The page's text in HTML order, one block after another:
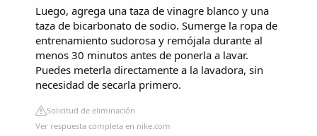
Luego, agrega una taza de vinagre blanco y una
taza de bicarbonato de sodio. Sumerge la ropa de
entrenamiento sudorosa y remójala durante al
menos 30 minutos antes de ponerla a lavar.
Puedes meterla directamente a la lavadora, sin
necesidad de secarla primero.
Solicitud de eliminación
Ver respuesta completa en nike.com